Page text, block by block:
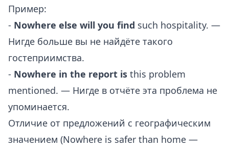
Пример:
- Nowhere else will you find such hospitality. —
Нигде больше вы не найдёте такого
гостеприимства.
- Nowhere in the report is this problem
mentioned. — Нигде в отчёте эта проблема не
упоминается.
Отличие от предложений с географическим
значением (Nowhere is safer than home —